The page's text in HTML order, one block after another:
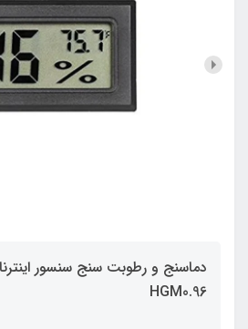
دماسنج و رطوبت سنج سنسور
HGM0.96